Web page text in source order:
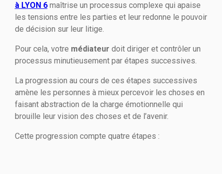
à LYON 6maîtrise un processus complexe qui apaise
les tensions entre les parties et leur redonne le pouvoir
de décision sur leur litige.
Pour cela, votre médiateur doit diriger et contrôler un
processus minutieusement par étapes successives.
La progression au cours de ces étapes successives
amène les personnes à mieux percevoir les choses en
faisant abstraction de la charge émotionnelle qui
brouille leur vision des choses et de l’avenir.
Cette progression compte quatre étapes :